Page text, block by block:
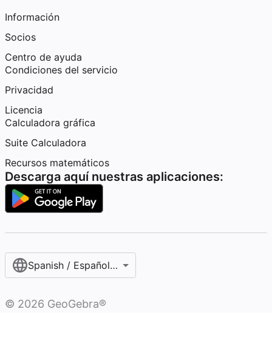
Información
Socios
Centro de ayuda
Condiciones del servicio
Privacidad
Licencia
Calculadora gráfica
Suite Calculadora
Recursos matemáticos
Descarga aquí nuestras aplicaciones:
Spanish / Español (internacional)
© 2026 GeoGebra®